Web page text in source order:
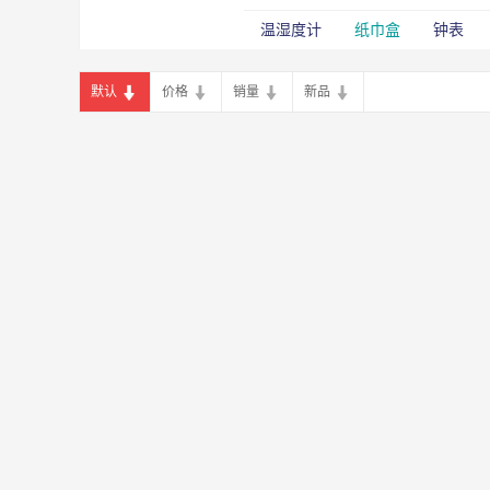
温湿度计 纸巾盒 钟表
默认 价格 销量 新品